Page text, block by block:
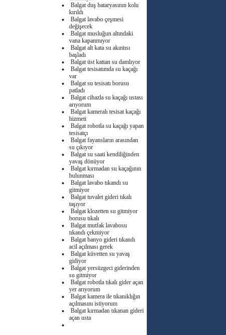
Balgat duş bataryasının kolu
kırıldı
Balgat lavabo çeşmesi
değişecek
Balgat musluğun altındaki
vana kapanmıyor
Balgat alt kata su akıntısı
başladı
Balgat üst kattan su damlıyor
Balgat tesisatımda su kaçağı
var
Balgat su tesisatı borusu
patladı
Balgat cihazla su kaçağı ustası
arıyorum
Balgat kameralı tesisat kaçağı
hizmeti
Balgat robotla su kaçağı yapan
tesisatçı
Balgat fayansların arasından
su çıkıyor
Balgat su saati kendiliğinden
yavaş dönüyor
Balgat kırmadan su kaçağının
bulunması
Balgat lavabo tıkandı su
gitmiyor
Balgat tuvalet gideri tıkalı
taşıyor
Balgat klozetten su gitmiyor
borusu tıkalı
Balgat mutfak lavabosu
tıkandı çekmiyor
Balgat banyo gideri tıkandı
acil açılması gerek
Balgat küvetten su yavaş
gidiyor
Balgat yersüzgeci giderinden
su gitmiyor
Balgat robotla tıkalı gider açan
yer arıyorum
Balgat kamera ile tıkanıklığın
açılmasını istiyorum
Balgat kırmadan tıkanan gideri
açan usta